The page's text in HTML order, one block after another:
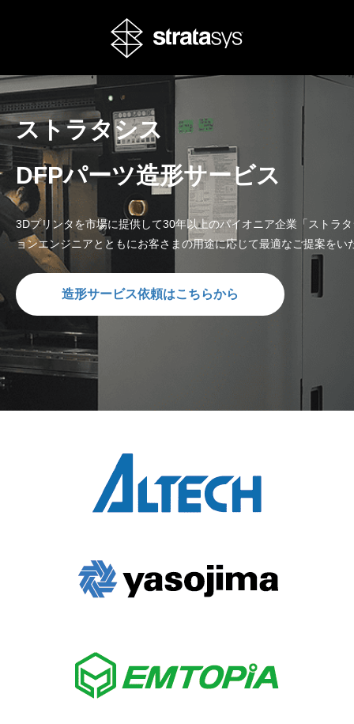
ストラタシス
DFPパーツ造形サービス
3Dプリンタを市場に提供して30年以上のパイオニア企業「ストラ
ョンエンジニアとともにお客さまの用途に応じて最適なご提案をい
造形サービス依頼はこちらから